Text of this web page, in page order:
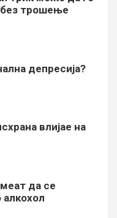
трошење
депресија?
влијае на
да се